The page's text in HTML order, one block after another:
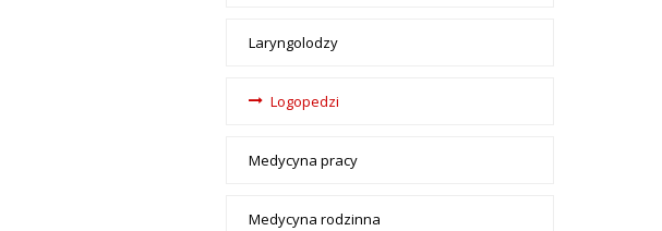
Laryngolodzy
Logopedzi
Medycyna pracy
Medycyna rodzinna